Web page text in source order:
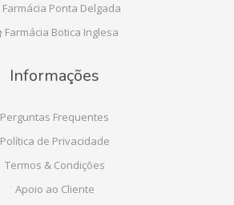
Farmácia Ponta Delgada
Farmácia Botica Inglesa
Informações
Perguntas Frequentes
Política de Privacidade
Termos & Condições
Apoio ao Cliente